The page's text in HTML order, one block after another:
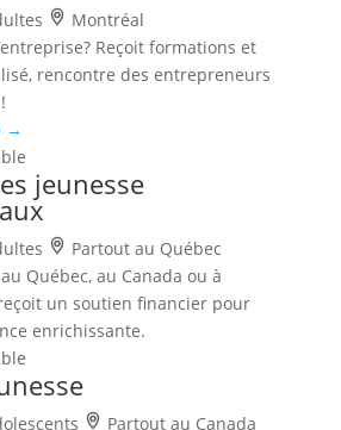
Montréal
Reçoit formations et
rencontre des entrepreneurs
→
jeunesse
Partout au Québec
Québec, au Canada ou à
un soutien financier pour
enrichissante.
Partout au Canada